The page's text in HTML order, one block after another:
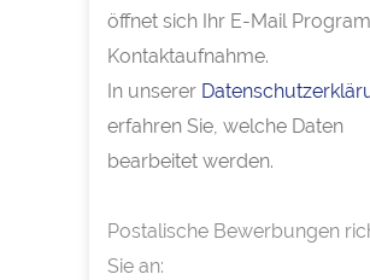
öffnet sich Ihr E-Mail
Kontaktaufnahme.
In unserer
erfahren Sie, welche Daten
bearbeitet werden.
Postalische Bewerbungen
Sie an: